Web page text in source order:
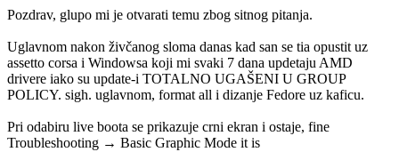
Pozdrav, glupo mi je otvarati temu zbog sitnog pitanja.
Uglavnom nakon živčanog sloma danas kad san se tia opustit uz
assetto corsa i Windowsa koji mi svaki 7 dana updetaju AMD
drivere iako su update-i TOTALNO UGAŠENI U GROUP
POLICY. sigh. uglavnom, format all i dizanje Fedore uz kaficu.
Pri odabiru live boota se prikazuje crni ekran i ostaje, fine
Troubleshooting → Basic Graphic Mode it is